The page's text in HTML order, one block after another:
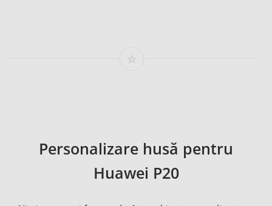
Personalizare husă pentru
Huawei P20